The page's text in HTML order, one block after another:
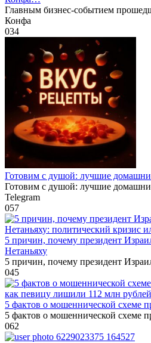
Главным бизнес-событием
Конфа
034
Готовим с душой: лучшие
Готовим с душой: лучшие
Telegram
057
5 причин, почему президент
Нетаньяху
5 причин, почему президент
045
5 фактов о мошеннической схеме
5 фактов о мошеннической схеме
062